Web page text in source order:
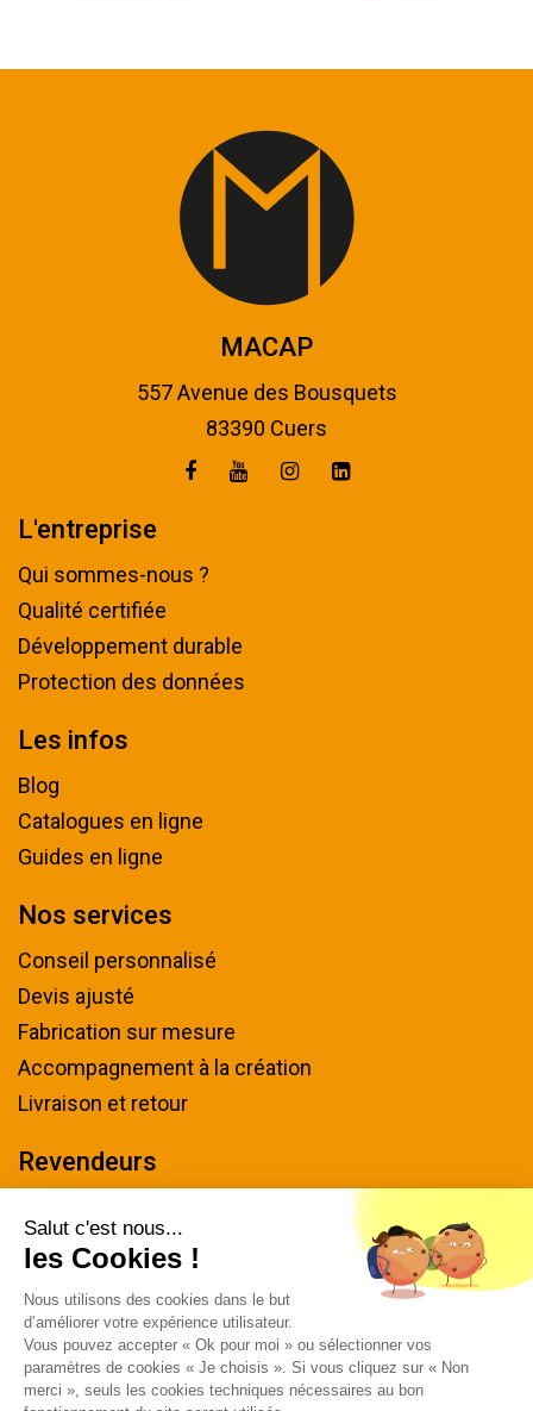
MACAP
557 Avenue des Bousquets
83390 Cuers
L'entreprise
Qui sommes-nous ?
Qualité certifiée
Développement durable
Protection des données
Les infos
Blog
Catalogues en ligne
Guides en ligne
Nos services
Conseil personnalisé
Devis ajusté
Fabrication sur mesure
Accompagnement à la création
Livraison et retour
Revendeurs
Nous contacter
Tel : 04 94 48 50 57
Écrivez-nous
Horaires & plan d'accès
Salut c'est nous...
les Cookies !
Nous utilisons des cookies dans le but
d’améliorer votre expérience utilisateur.
Vous pouvez accepter « Ok pour moi » ou sélectionner vos
paramètres de cookies « Je choisis ». Si vous cliquez sur « Non
merci », seuls les cookies techniques nécessaires au bon